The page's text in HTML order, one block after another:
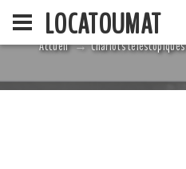
LOCATOUMAT
Accueil Chariots télescopiques